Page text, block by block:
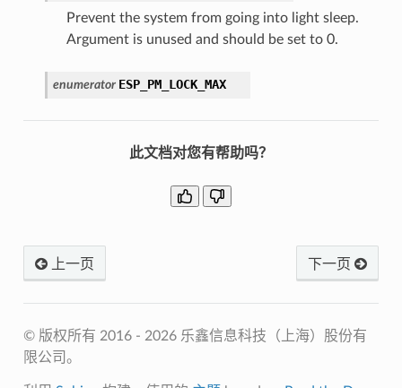
Prevent the system from going into light sleep.
Argument is unused and should be set to 0.
enumerator ESP_PM_LOCK_MAX
此文档对您有帮助吗？
上一页 下一页
© 版权所有 2016 - 2026 乐鑫信息科技（上海）股份有
限公司。